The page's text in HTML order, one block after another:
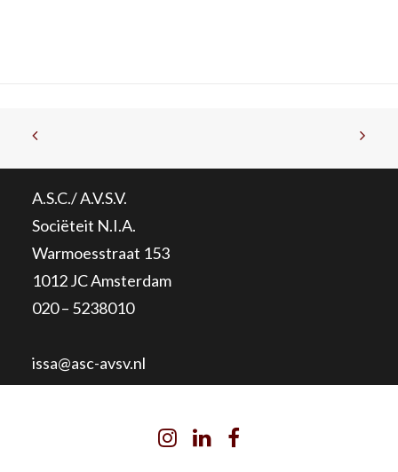
A.S.C./ A.V.S.V.
Sociëteit N.I.A.
Warmoesstraat 153
1012 JC Amsterdam
020 – 5238010
issa@asc-avsv.nl